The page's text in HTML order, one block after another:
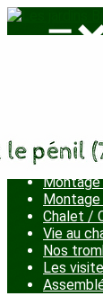
Ateliers
Montage
Montage
Chalet /
Vie au
Nos
Les